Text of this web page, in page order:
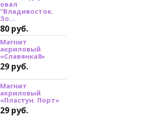
овал
"Владивосток.
Зо...
80 руб.
Магнит
акриловый
«Славянка8»
29 руб.
Магнит
акриловый
«Пластун. Порт»
29 руб.